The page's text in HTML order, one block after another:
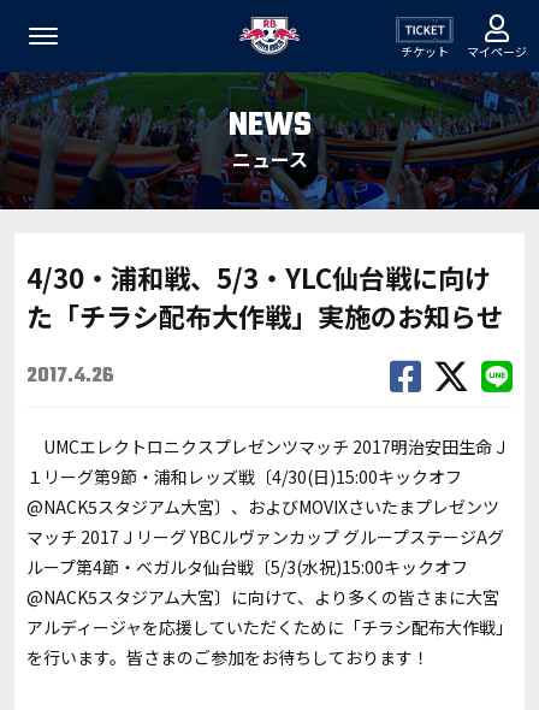
チケット マイページ
NEWS
ニュース
4/30・浦和戦、5/3・YLC仙台戦に向け
た「チラシ配布大作戦」実施のお知らせ
2017.4.26
UMCエレクトロニクスプレゼンツマッチ 2017明治安田生命Ｊ
１リーグ第9節・浦和レッズ戦〔4/30(日)15:00キックオフ
@NACK5スタジアム大宮〕、およびMOVIXさいたまプレゼンツ
マッチ 2017Ｊリーグ YBCルヴァンカップ グループステージAグ
ループ第4節・ベガルタ仙台戦〔5/3(水祝)15:00キックオフ
@NACK5スタジアム大宮〕に向けて、より多くの皆さまに大宮
アルディージャを応援していただくために「チラシ配布大作戦」
を行います。皆さまのご参加をお待ちしております！